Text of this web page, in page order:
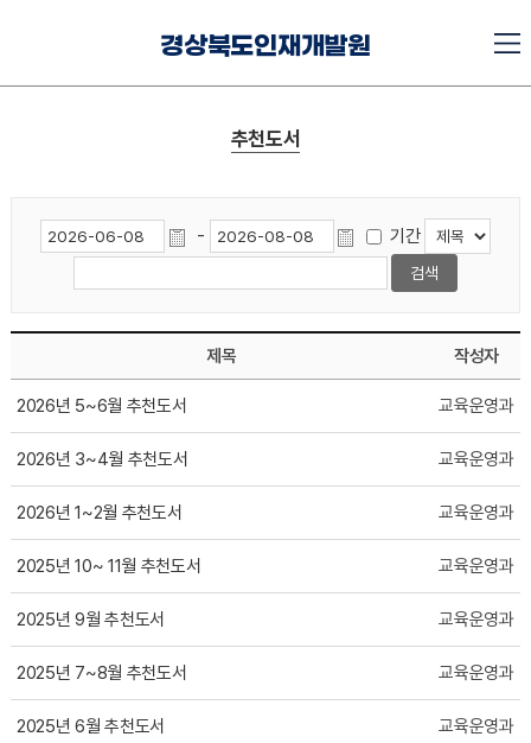
경상북도인재개발원
추천도서
- 기간
제목 작성자
2026년 5~6월 추천도서 교육운영과
2026년 3~4월 추천도서 교육운영과
2026년 1~2월 추천도서 교육운영과
2025년 10~ 11월 추천도서 교육운영과
2025년 9월 추천도서 교육운영과
2025년 7~8월 추천도서 교육운영과
2025년 6월 추천도서 교육운영과